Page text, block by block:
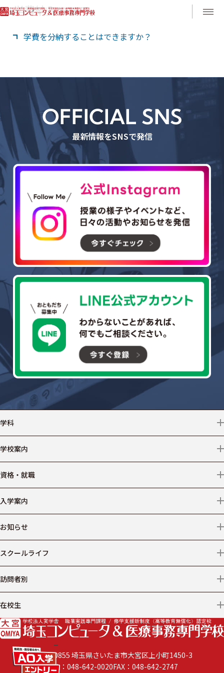
閉じる
Instagram
LINE
学費納入ついて
学費を分納することはできますか？
は、本校合格後お早めに入学相談室までご連絡くださ
い。
入学相談室：0120-710108 （平日9：00～16：30年
末年始等の休校日除く）
OFFICIAL SNS
最新情報をSNSで発信
学科
情報テクノロジー
デザイン
ビジネス
仕事からコースを探す
学校案内
学校情報
情報公開
資格・就職
資格
入学案内
募集学科・コース等
出願について
AO入学
学費以外の諸費用
よくある質問
お知らせ
ニュース
スクールライフ
施設・設備
学生の声
訪問者別
保護者の方へ
社会人・短大・大学生の方へ
企業の採用ご担当者様へ
卒業生の方へ
在校生
遅刻・欠席
〒330-0855 埼玉県さいたま市大宮区上小町1450-3
TEL：048-642-0020FAX：048-642-2747